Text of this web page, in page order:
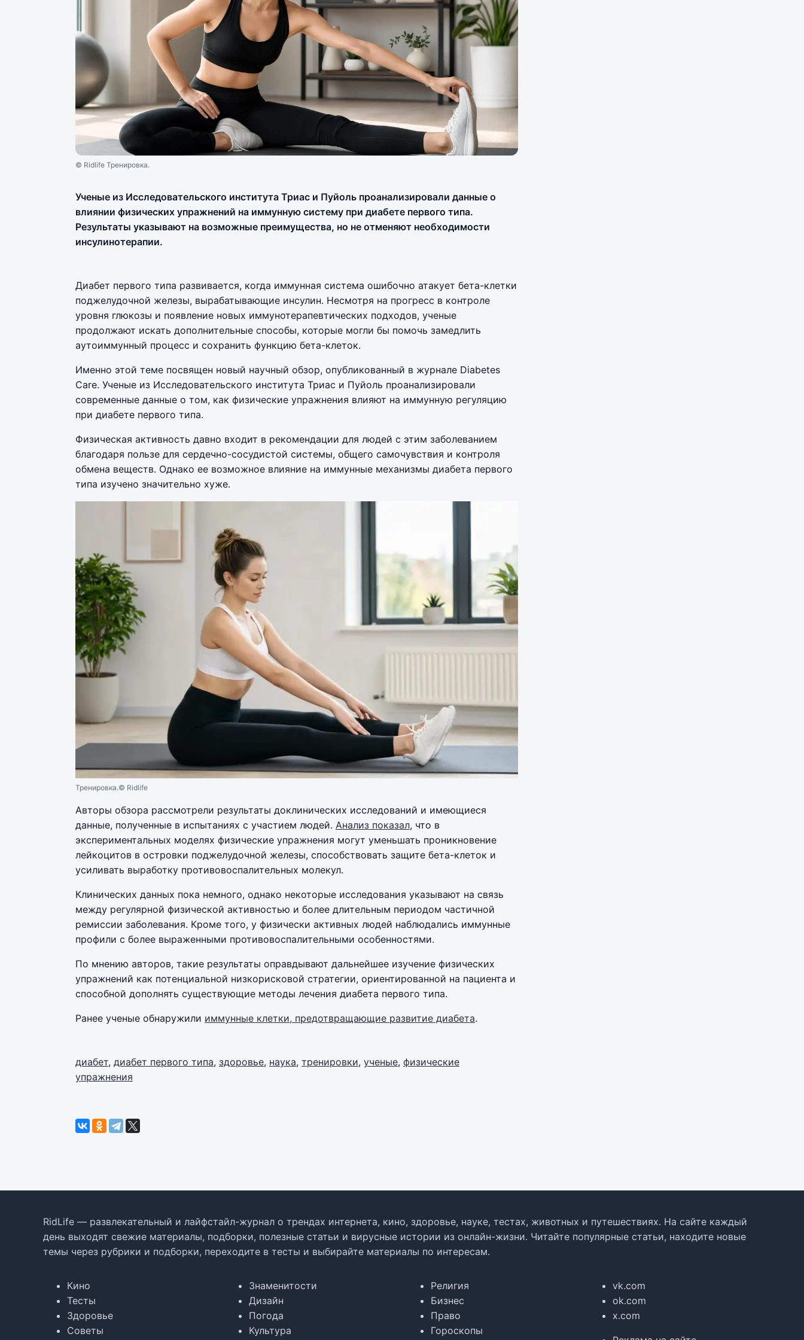
© Ridlife Тренировка.
Ученые из Исследовательского института Триас и Пуйоль проанализировали данные о
влиянии физических упражнений на иммунную систему при диабете первого типа.
Результаты указывают на возможные преимущества, но не отменяют необходимости
инсулинотерапии.
Диабет первого типа развивается, когда иммунная система ошибочно атакует бета-клетки
поджелудочной железы, вырабатывающие инсулин. Несмотря на прогресс в контроле
уровня глюкозы и появление новых иммунотерапевтических подходов, ученые
продолжают искать дополнительные способы, которые могли бы помочь замедлить
аутоиммунный процесс и сохранить функцию бета-клеток.
Именно этой теме посвящен новый научный обзор, опубликованный в журнале Diabetes
Care. Ученые из Исследовательского института Триас и Пуйоль проанализировали
современные данные о том, как физические упражнения влияют на иммунную регуляцию
при диабете первого типа.
Физическая активность давно входит в рекомендации для людей с этим заболеванием
благодаря пользе для сердечно-сосудистой системы, общего самочувствия и контроля
обмена веществ. Однако ее возможное влияние на иммунные механизмы диабета первого
типа изучено значительно хуже.
Тренировка.© Ridlife
Авторы обзора рассмотрели результаты доклинических исследований и имеющиеся
данные, полученные в испытаниях с участием людей. Анализ показал, что в
экспериментальных моделях физические упражнения могут уменьшать проникновение
лейкоцитов в островки поджелудочной железы, способствовать защите бета-клеток и
усиливать выработку противовоспалительных молекул.
Клинических данных пока немного, однако некоторые исследования указывают на связь
между регулярной физической активностью и более длительным периодом частичной
ремиссии заболевания. Кроме того, у физически активных людей наблюдались иммунные
профили с более выраженными противовоспалительными особенностями.
По мнению авторов, такие результаты оправдывают дальнейшее изучение физических
упражнений как потенциальной низкорисковой стратегии, ориентированной на пациента и
способной дополнять существующие методы лечения диабета первого типа.
Ранее ученые обнаружили иммунные клетки, предотвращающие развитие диабета.
диабет, диабет первого типа, здоровье, наука, тренировки, ученые, физические
упражнения
RidLife — развлекательный и лайфстайл-журнал о трендах интернета, кино, здоровье, науке, тестах, животных и путешествиях. На сайте каждый
день выходят свежие материалы, подборки, полезные статьи и вирусные истории из онлайн-жизни. Читайте популярные статьи, находите новые
темы через рубрики и подборки, переходите в тесты и выбирайте материалы по интересам.
Кино
Тесты
Здоровье
Советы
Знаменитости
Дизайн
Погода
Культура
Религия
Бизнес
Право
Гороскопы
vk.com
ok.com
x.com